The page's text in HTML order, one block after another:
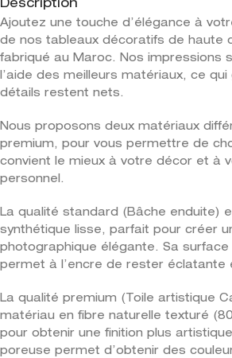
Description
Ajoutez une touche d’élégance à
de nos tableaux décoratifs de haute
fabriqué au Maroc. Nos impressions
l’aide des meilleurs matériaux, ce
détails restent nets.
Nous proposons deux matériaux
premium, pour vous permettre de
convient le mieux à votre décor et à
personnel.
La qualité standard (Bâche enduite)
synthétique lisse, parfait pour créer
photographique élégante. Sa surface
permet à l’encre de rester éclatante
La qualité premium (Toile artistique
matériau en fibre naturelle texturé
pour obtenir une finition plus
poreuse permet d’obtenir des